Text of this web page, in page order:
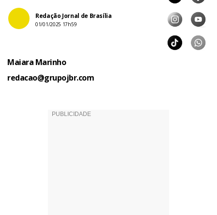
Redação Jornal de Brasília
01/01/2025 17h59
Maiara Marinho
redacao@grupojbr.com